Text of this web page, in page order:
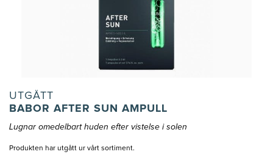
UTGÅTT
BABOR AFTER SUN AMPULL
Lugnar omedelbart huden efter vistelse i solen
Produkten har utgått ur vårt sortiment.